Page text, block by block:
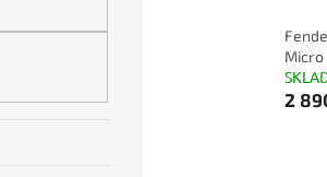
Micro
2